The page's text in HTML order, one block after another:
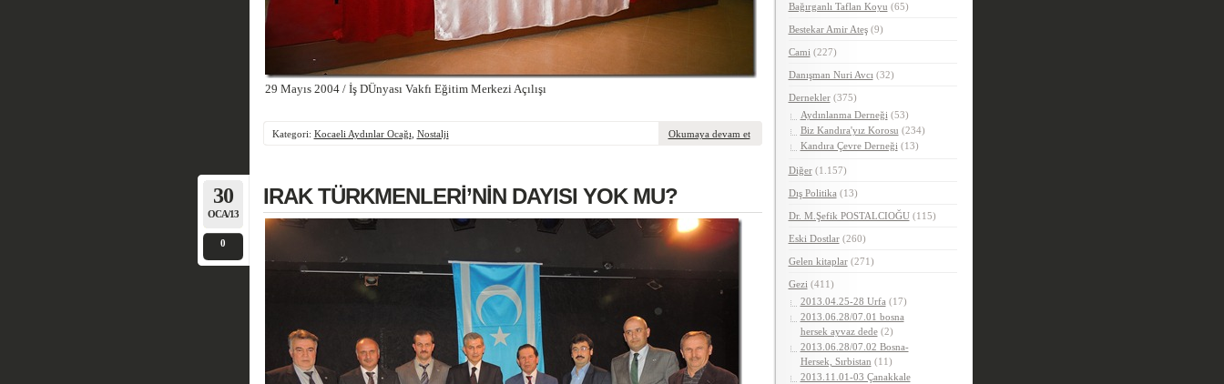
29 Mayıs 2004 / İş DÜnyası Vakfı Eğitim Merkezi Açılışı
Kategori: Kocaeli Aydınlar Ocağı Nostalji Okumaya devam et
30
OCA/13
0
IRAK TÜRKMENLERİ’NİN DAYISI YOK MU?
Bağırganlı Taflan Koyu (65)
Bestekar Amir Ateş(9)
Cami (227)
Danışman Nuri Avcı (32)
Dernekler(375)
Aydınlanma Derneği (53)
Biz Kandıra'yız Korosu (234)
Kandıra Çevre Derneği (13)
Diğer(1.157)
Dış Politika (13)
Dr. M.Şefik POSTALCIOĞU(115)
Eski Dostlar(260)
Gelen kitaplar(271)
Gezi (411)
2013.04.25-28 Urfa (17)
2013.06.28/07.01 bosna
hersek ayvaz dede(2)
2013.06.28/07.02 Bosna-
Hersek, Sırbistan (11)
2013.11.01-03 Çanakkale